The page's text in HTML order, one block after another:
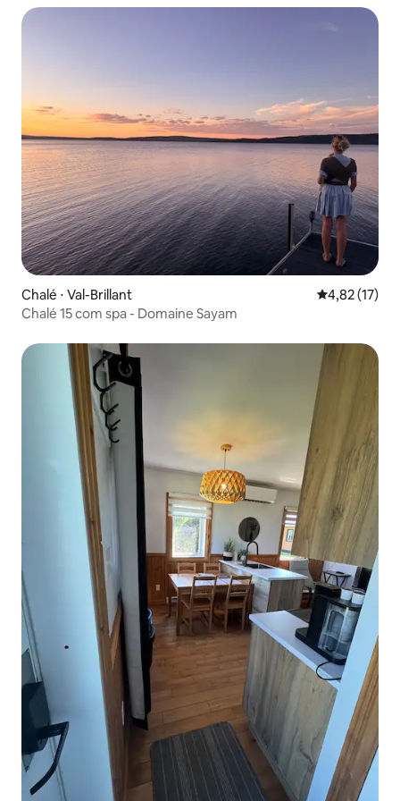
Chalé ⋅ Val-Brillant 4,82 de uma
4,82 (17)
Chalé 15 com spa - Domaine Sayam